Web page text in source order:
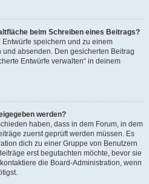
beim Schreiben eines Beitrags?
speichern und zu einem
absenden. Den gesicherten Beitrag
Entwürfe verwalten“ in deinem
werden?
haben, dass in dem Forum, in dem
zuerst geprüft werden müssen. Es
dich zu einer Gruppe von Benutzern
erst begutachten möchte, bevor sie
die Board-Administration, wenn